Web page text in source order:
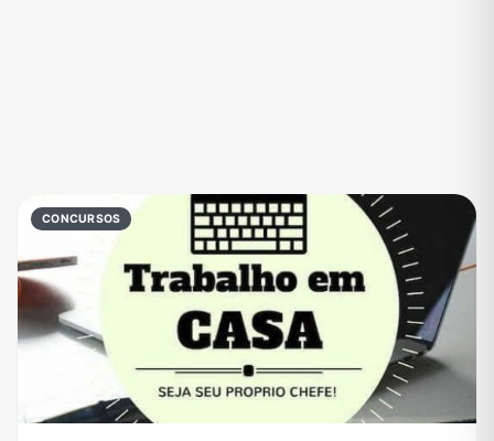
Notícias Outros Política Profissões
Receitas Redes Sociais Religião Shitpost
CONCURSOS